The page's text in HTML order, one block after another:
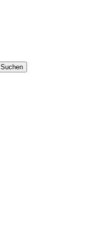
Suchen